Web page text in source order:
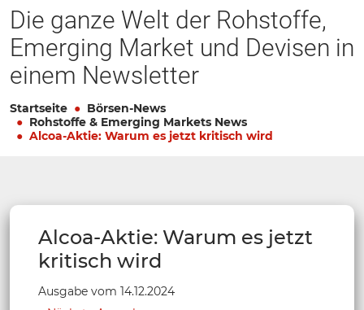
Die ganze Welt der Rohstoffe,
Emerging Market und Devisen in
einem Newsletter
Startseite
Börsen-News
Rohstoffe & Emerging Markets News
Alcoa-Aktie: Warum es jetzt kritisch wird
Alcoa-Aktie: Warum es jetzt
kritisch wird
Ausgabe vom 14.12.2024